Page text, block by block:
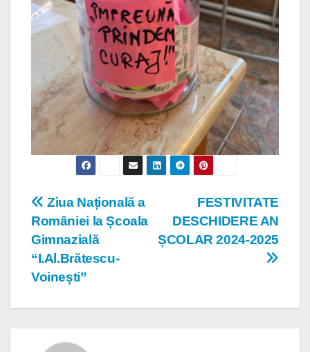
Navigare
în
articole
FESTIVITATE
DESCHIDERE AN
ȘCOLAR 2024-2025
Ziua Națională a
României la Școala
Gimnazială
“I.Al.Brătescu-
Voinești”